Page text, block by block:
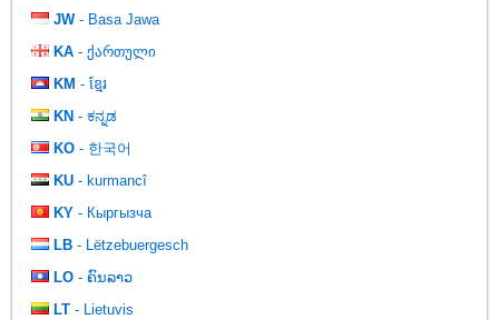
JW- Basa Jawa
KA - ქართული
KM - ខ្មែរ
KN - ಕನ್ನಡ
KO - 한국어
KU - kurmancî
KY - Кыргызча
LB - Lëtzebuergesch
LO - ຄົນລາວ
LT - Lietuvis